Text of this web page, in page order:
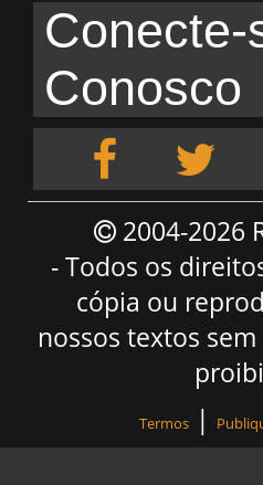
Conecte-
Conosco
2004-2026
- Todos os
cópia ou
nossos textos
Termos|